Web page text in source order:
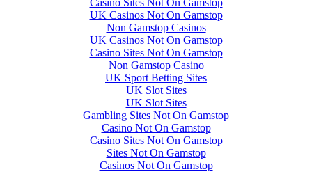
UK Casinos Not On Gamstop
Non Gamstop Casinos
UK Casinos Not On Gamstop
Casino Sites Not On Gamstop
Non Gamstop Casino
UK Sport Betting Sites
UK Slot Sites
UK Slot Sites
Gambling Sites Not On Gamstop
Casino Not On Gamstop
Casino Sites Not On Gamstop
Sites Not On Gamstop
Casinos Not On Gamstop